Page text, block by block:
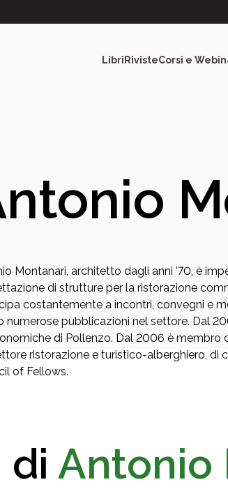
LibriRivisteCorsi e
Montanari, architetto dagli anni ’70, è
di strutture per la ristorazione
costantemente a incontri, convegni e
numerose pubblicazioni nel settore. Dal
di Pollenzo. Dal 2006 è membro
ristorazione e turistico-alberghiero, di
of Fellows.
di Antonio